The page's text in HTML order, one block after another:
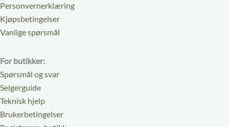
Personvernerklæring
Kjøpsbetingelser
Vanlige spørsmål
For butikker:
Spørsmål og svar
Selgerguide
Teknisk hjelp
Brukerbetingelser